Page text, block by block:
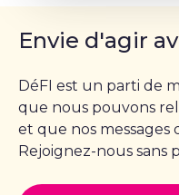
Envie d'agir
DéFI est un parti de
que nous pouvons
et que nos messages
Rejoignez-nous sans